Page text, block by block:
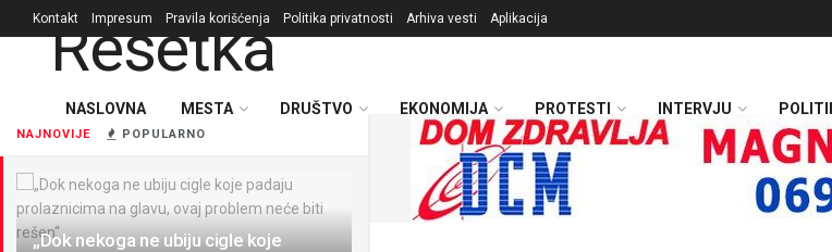
NAJNOVIJE POPULARNO
„Dok nekoga ne ubiju cigle koje
Kontakt Impresum Pravila korišćenja Politika privatnosti Arhiva vesti Aplikacija
NASLOVNA MESTA DRUŠTVO EKONOMIJA PROTESTI INTERVJU